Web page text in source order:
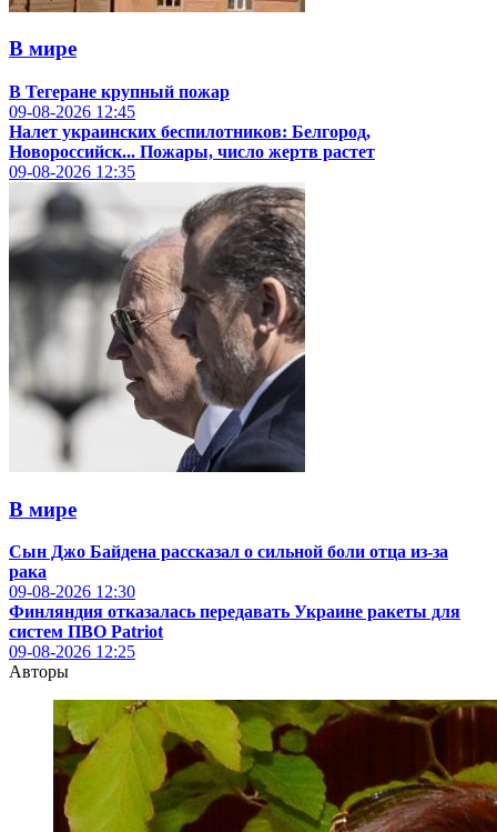
В мире
В Тегеране крупный пожар
09-08-2026 12:45
Налет украинских беспилотников: Белгород,
Новороссийск... Пожары, число жертв растет
09-08-2026 12:35
В мире
Сын Джо Байдена рассказал о сильной боли отца из-за
рака
09-08-2026 12:30
Финляндия отказалась передавать Украине ракеты для
систем ПВО Patriot
09-08-2026 12:25
Авторы